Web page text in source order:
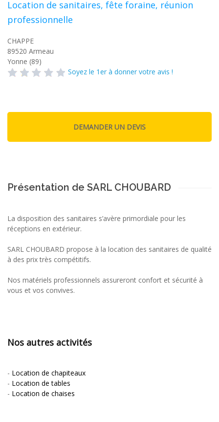
Location de sanitaires, fête foraine, réunion
professionnelle
CHAPPE
89520 Armeau
Yonne (89)
Soyez le 1er à donner votre avis !
Présentation de SARL CHOUBARD
La disposition des sanitaires s’avère primordiale pour les
réceptions en extérieur.
SARL CHOUBARD propose à la location des sanitaires de qualité
à des prix très compétitifs.
Nos matériels professionnels assureront confort et sécurité à
vous et vos convives.
Nos autres activités
- Location de chapiteaux
- Location de tables
- Location de chaises